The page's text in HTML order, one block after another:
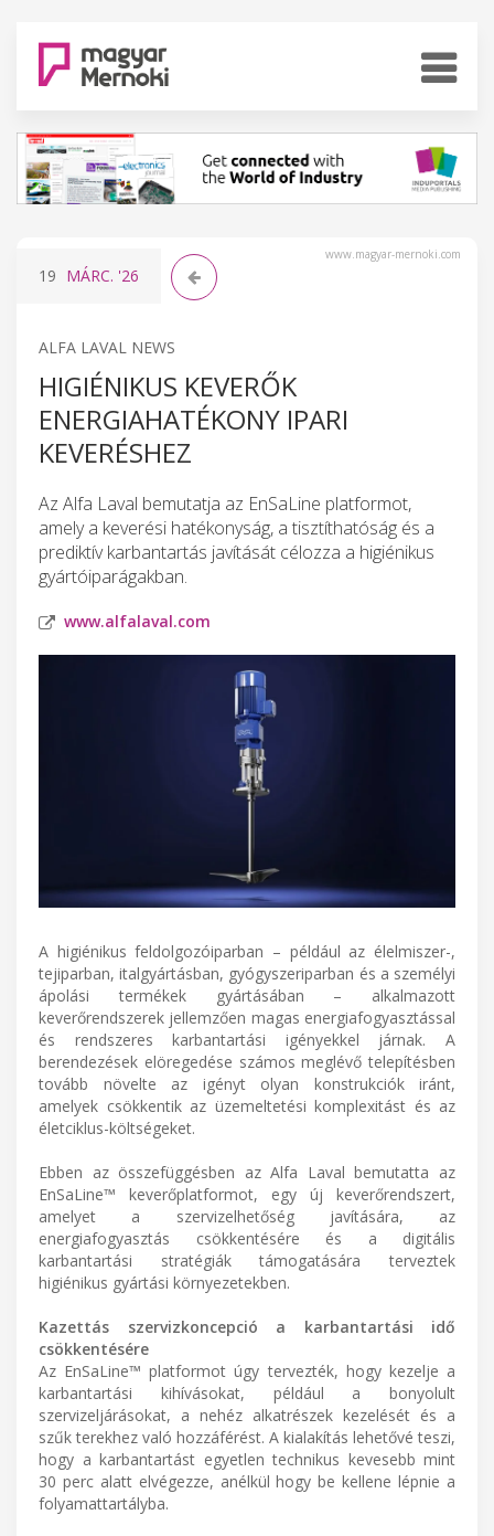
www.magyar-mernoki.com
19 MÁRC. '26
ALFA LAVAL NEWS
HIGIÉNIKUS KEVERŐK
ENERGIAHATÉKONY IPARI
KEVERÉSHEZ
Az Alfa Laval bemutatja az EnSaLine platformot,
amely a keverési hatékonyság, a tisztíthatóság és a
prediktív karbantartás javítását célozza a higiénikus
gyártóiparágakban.
www.alfalaval.com
A higiénikus feldolgozóiparban – például az élelmiszer-,
tejiparban, italgyártásban, gyógyszeriparban és a személyi
ápolási termékek gyártásában – alkalmazott
keverőrendszerek jellemzően magas energiafogyasztással
és rendszeres karbantartási igényekkel járnak. A
berendezések elöregedése számos meglévő telepítésben
tovább növelte az igényt olyan konstrukciók iránt,
amelyek csökkentik az üzemeltetési komplexitást és az
életciklus-költségeket.
Ebben az összefüggésben az Alfa Laval bemutatta az
EnSaLine™ keverőplatformot, egy új keverőrendszert,
amelyet a szervizelhetőség javítására, az
energiafogyasztás csökkentésére és a digitális
karbantartási stratégiák támogatására terveztek
higiénikus gyártási környezetekben.
Kazettás szervizkoncepció a karbantartási idő
csökkentésére
Az EnSaLine™ platformot úgy tervezték, hogy kezelje a
karbantartási kihívásokat, például a bonyolult
szervizeljárásokat, a nehéz alkatrészek kezelését és a
szűk terekhez való hozzáférést. A kialakítás lehetővé teszi,
hogy a karbantartást egyetlen technikus kevesebb mint
30 perc alatt elvégezze, anélkül hogy be kellene lépnie a
folyamattartályba.